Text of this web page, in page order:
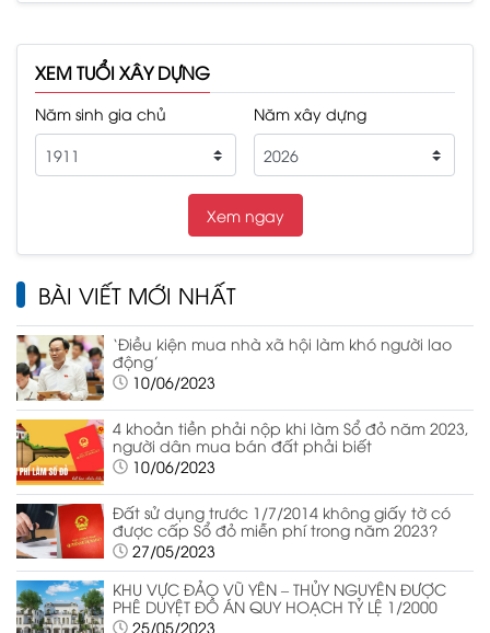
XEM TUỔI XÂY DỰNG
Năm sinh gia chủ Năm xây dựng
BÀI VIẾT MỚI NHẤT
‘Điều kiện mua nhà xã hội làm khó người lao
động’
10/06/2023
4 khoản tiền phải nộp khi làm Sổ đỏ năm 2023,
người dân mua bán đất phải biết
10/06/2023
Đất sử dụng trước 1/7/2014 không giấy tờ có
được cấp Sổ đỏ miễn phí trong năm 2023?
27/05/2023
KHU VỰC ĐẢO VŨ YÊN – THỦY NGUYÊN ĐƯỢC
PHÊ DUYỆT ĐỒ ÁN QUY HOẠCH TỶ LỆ 1/2000
25/05/2023